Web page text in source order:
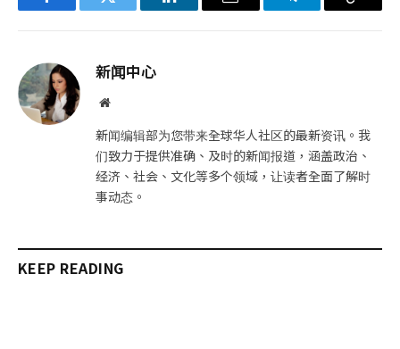
FacebookTwitter LinkedIn电
Telegram复
新闻中心
网
新闻编辑部为您带来全球华人社区的最新资讯。我
们致力于提供准确、及时的新闻报道，涵盖政治、
经济、社会、文化等多个领域，让读者全面了解时
事动态。
KEEP READING